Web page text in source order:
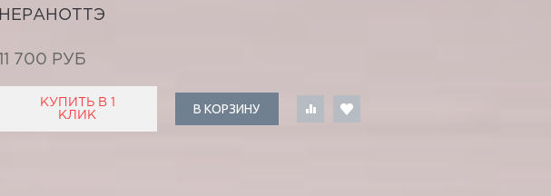
НЕРАНОТТЭ
11 700 РУБ
КУПИТЬ В 1
КЛИК
В КОРЗИНУ